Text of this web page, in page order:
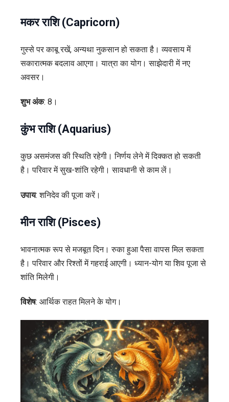
मकर राशि (Capricorn)
गुस्से पर काबू रखें, अन्यथा नुकसान हो सकता है। व्यवसाय में
सकारात्मक बदलाव आएगा। यात्रा का योग। साझेदारी में नए
अवसर।
शुभ अंक: 8।
कुंभ राशि (Aquarius)
कुछ असमंजस की स्थिति रहेगी। निर्णय लेने में दिक्कत हो सकती
है। परिवार में सुख-शांति रहेगी। सावधानी से काम लें।
उपाय: शनिदेव की पूजा करें।
मीन राशि (Pisces)
भावनात्मक रूप से मजबूत दिन। रुका हुआ पैसा वापस मिल सकता
है। परिवार और रिश्तों में गहराई आएगी। ध्यान-योग या शिव पूजा से
शांति मिलेगी।
विशेष: आर्थिक राहत मिलने के योग।